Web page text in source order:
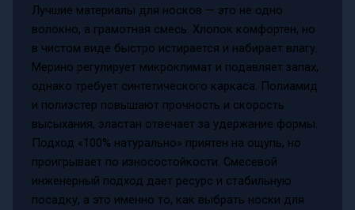
Лучшие материалы для носков — это не одно
волокно, а грамотная смесь. Хлопок комфортен, но
в чистом виде быстро истирается и набирает влагу.
Мерино регулирует микроклимат и подавляет запах,
однако требует синтетического каркаса. Полиамид
и полиэстер повышают прочность и скорость
высыхания, эластан отвечает за удержание формы.
Подход «100% натурально» приятен на ощупь, но
проигрывает по износостойкости. Смесевой
инженерный подход дает ресурс и стабильную
посадку, а это именно то, как выбрать носки для